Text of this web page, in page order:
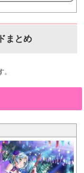
［双子コーデでるんっ
タップ/クリックで画像拡
まとめ
。